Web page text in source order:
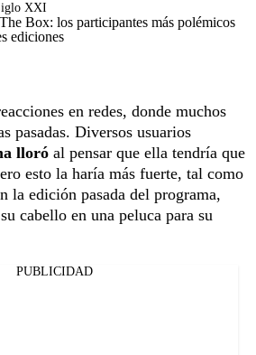
XXI
Box: los participantes más polémicos
ediciones
en redes, donde muchos
pasadas. Diversos usuarios
lloró al pensar que ella tendría que
esto la haría más fuerte, tal como
la edición pasada del programa,
cabello en una peluca para su
PUBLICIDAD